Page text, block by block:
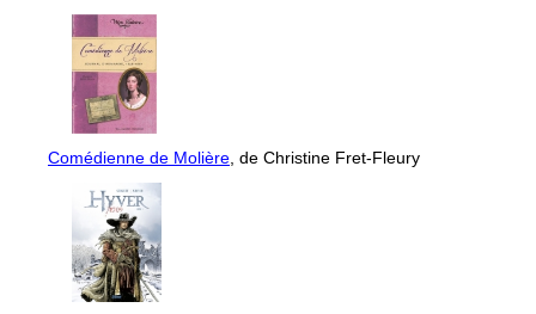
Comédienne de Molière , de Christine Fret-Fleury